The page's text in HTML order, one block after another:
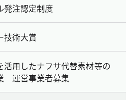
発注認定制度
技術大賞
活用したナフサ代替素材等の
運営事業者募集